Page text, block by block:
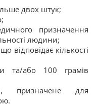
двох штук;
призначення
людини;
відповідає кількості
та/або 100 грамів
призначене для